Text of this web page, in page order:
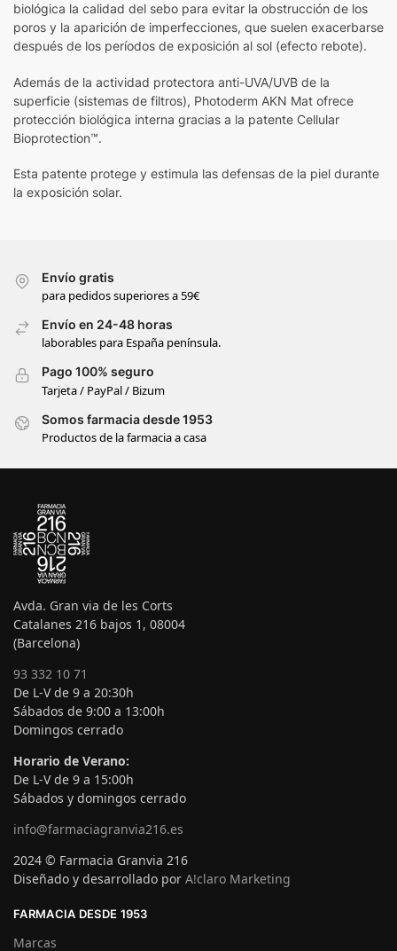
biológica la calidad del sebo para evitar la obstrucción de los
poros y la aparición de imperfecciones, que suelen exacerbarse
después de los períodos de exposición al sol (efecto rebote).
Además de la actividad protectora anti-UVA/UVB de la
superficie (sistemas de filtros), Photoderm AKN Mat ofrece
protección biológica interna gracias a la patente Cellular
Bioprotection™.
Esta patente protege y estimula las defensas de la piel durante
la exposición solar.
Envío gratis
para pedidos superiores a 59€
Envío en 24-48 horas
laborables para España península.
Pago 100% seguro
Tarjeta / PayPal / Bizum
Somos farmacia desde 1953
Productos de la farmacia a casa
Avda. Gran via de les Corts
Catalanes 216 bajos 1, 08004
(Barcelona)
93 332 10 71
De L-V de 9 a 20:30h
Sábados de 9:00 a 13:00h
Domingos cerrado
Horario de Verano:
De L-V de 9 a 15:00h
Sábados y domingos cerrado
info@farmaciagranvia216.es
2024 © Farmacia Granvia 216
Diseñado y desarrollado por A!claro Marketing
FARMACIA DESDE 1953
Marcas